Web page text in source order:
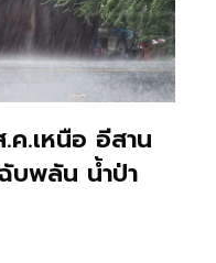
.เหนือ อีสาน
บพลัน น้ำป่า